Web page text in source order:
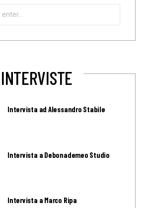
INTERVISTE
Intervista ad Alessandro Stabile
Intervista a Debonademeo Studio
Intervista a Marco Ripa